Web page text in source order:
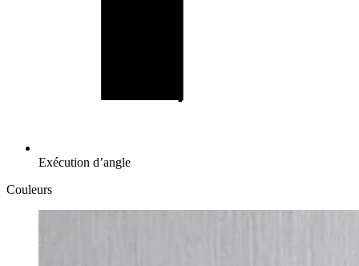
Exécution d’angle
Couleurs